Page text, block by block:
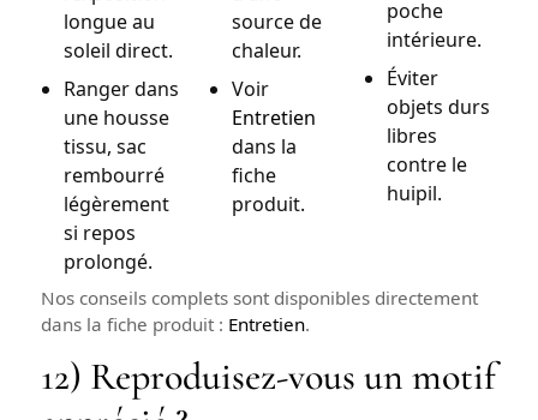
longue au
soleil direct.
Ranger dans
une housse
tissu, sac
rembourré
légèrement
si repos
prolongé.
source de
chaleur.
Voir
Entretien
dans la
fiche
produit.
poche
intérieure.
Éviter
objets durs
libres
contre le
huipil.
Nos conseils complets sont disponibles directement
dans la fiche produit : Entretien.
12) Reproduisez-vous un motif